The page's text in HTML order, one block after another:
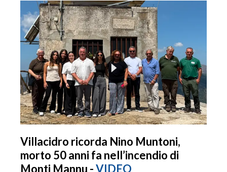
Villacidro ricorda Nino Muntoni,
morto 50 anni fa nell’incendio di
Monti Mannu -VIDEO